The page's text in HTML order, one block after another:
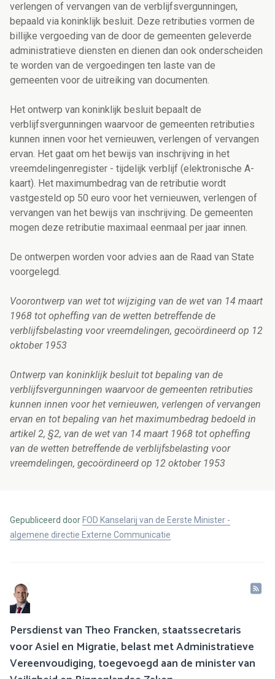
verlengen of vervangen van de verblijfsvergunningen,
bepaald via koninklijk besluit. Deze retributies vormen de
billijke vergoeding van de door de gemeenten geleverde
administratieve diensten en dienen dan ook onderscheiden
te worden van de vergoedingen ten laste van de
gemeenten voor de uitreiking van documenten.
Het ontwerp van koninklijk besluit bepaalt de
verblijfsvergunningen waarvoor de gemeenten retributies
kunnen innen voor het vernieuwen, verlengen of vervangen
ervan. Het gaat om het bewijs van inschrijving in het
vreemdelingenregister - tijdelijk verblijf (elektronische A-
kaart). Het maximumbedrag van de retributie wordt
vastgesteld op 50 euro voor het vernieuwen, verlengen of
vervangen van het bewijs van inschrijving. De gemeenten
mogen deze retributie maximaal eenmaal per jaar innen.
De ontwerpen worden voor advies aan de Raad van State
voorgelegd.
Voorontwerp van wet tot wijziging van de wet van 14 maart
1968 tot opheffing van de wetten betreffende de
verblijfsbelasting voor vreemdelingen, gecoördineerd op 12
oktober 1953
Ontwerp van koninklijk besluit tot bepaling van de
verblijfsvergunningen waarvoor de gemeenten retributies
kunnen innen voor het vernieuwen, verlengen of vervangen
ervan en tot bepaling van het maximumbedrag bedoeld in
artikel 2, §2, van de wet van 14 maart 1968 tot opheffing
van de wetten betreffende de verblijfsbelasting voor
vreemdelingen, gecoördineerd op 12 oktober 1953
Gepubliceerd door FOD Kanselarij van de Eerste Minister -
algemene directie Externe Communicatie
Persdienst van Theo Francken, staatssecretaris
voor Asiel en Migratie, belast met Administratieve
Vereenvoudiging, toegevoegd aan de minister van